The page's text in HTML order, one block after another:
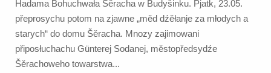
Hadama Bohuchwała Šěracha w Budyšinku. Pjatk, 23.05.
přeprosychu potom na zjawne „měd dźěłanje za młodych a
starych“ do domu Šěracha. Mnozy zajimowani
připosłuchachu Günterej Sodanej, městopředsydźe
Šěrachoweho towarstwa...